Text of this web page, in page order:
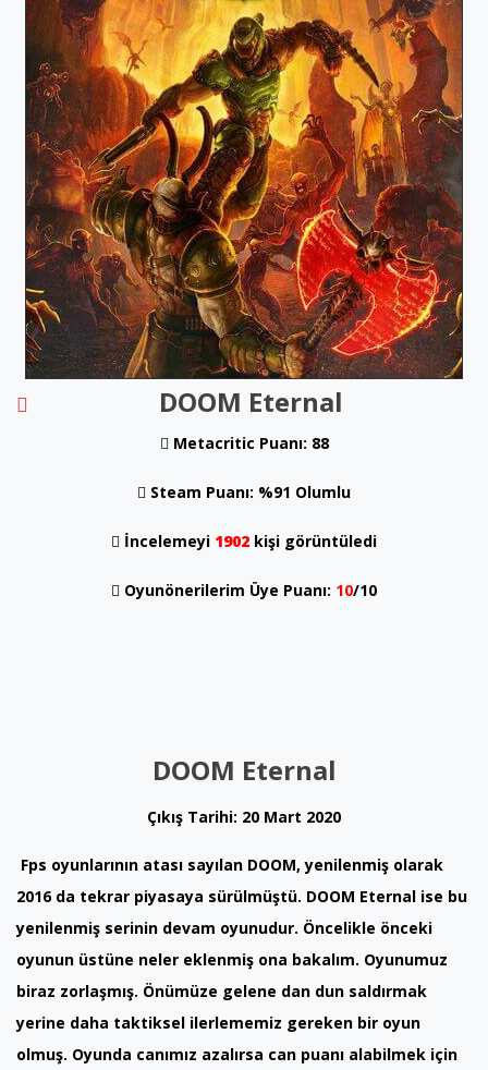
DOOM Eternal
Metacritic Puanı: 88
Steam Puanı: %91 Olumlu
İncelemeyi 1902 kişi görüntüledi
Oyunönerilerim Üye Puanı: 10/10
DOOM Eternal
Çıkış Tarihi: 20 Mart 2020
Fps oyunlarının atası sayılan DOOM, yenilenmiş olarak
2016 da tekrar piyasaya sürülmüştü. DOOM Eternal ise bu
yenilenmiş serinin devam oyunudur. Öncelikle önceki
oyunun üstüne neler eklenmiş ona bakalım. Oyunumuz
biraz zorlaşmış. Önümüze gelene dan dun saldırmak
yerine daha taktiksel ilerlememiz gereken bir oyun
olmuş. Oyunda canımız azalırsa can puanı alabilmek için